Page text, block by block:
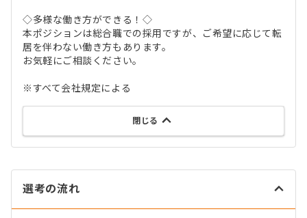
◇多様な働き方ができる！◇
本ポジションは総合職での採用ですが、ご希望に応じて転
居を伴わない働き方もあります。
お気軽にご相談ください。
※すべて会社規定による
閉じる
選考の流れ